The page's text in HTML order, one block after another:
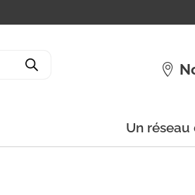
Un